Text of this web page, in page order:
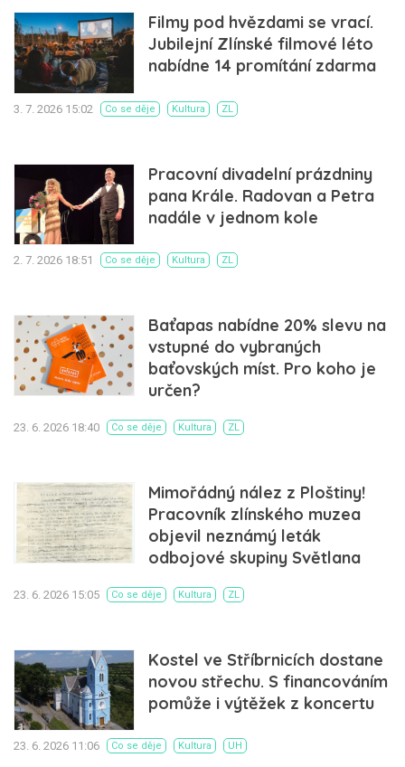
Filmy pod hvězdami se vrací.
Jubilejní Zlínské filmové léto
nabídne 14 promítání zdarma
3. 7. 2026 15:02 Co se děje Kultura ZL
Pracovní divadelní prázdniny
pana Krále. Radovan a Petra
nadále v jednom kole
2. 7. 2026 18:51 Co se děje Kultura ZL
Baťapas nabídne 20% slevu na
vstupné do vybraných
baťovských míst. Pro koho je
určen?
23. 6. 2026 18:40 Co se děje Kultura ZL
Mimořádný nález z Ploštiny!
Pracovník zlínského muzea
objevil neznámý leták
odbojové skupiny Světlana
23. 6. 2026 15:05 Co se děje Kultura ZL
Kostel ve Stříbrnicích dostane
novou střechu. S financováním
pomůže i výtěžek z koncertu
23. 6. 2026 11:06 Co se děje Kultura UH